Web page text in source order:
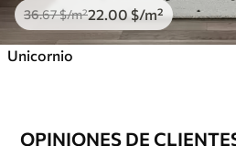
36.67$/m²22.00 $/m²
Unicornio
OPINIONES DE